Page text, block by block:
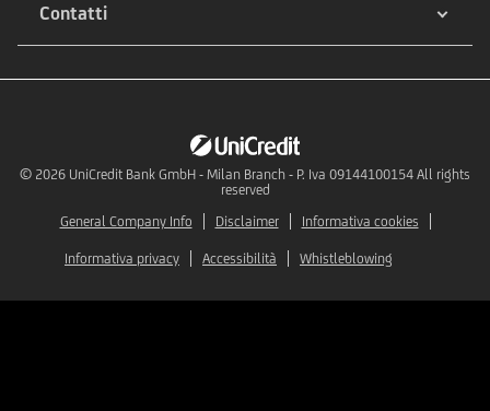
Contatti
© 2026 UniCredit Bank GmbH - Milan Branch - P. Iva 09144100154 All rights
reserved
General Company Info
Disclaimer Informativa cookies
Informativa privacy Accessibilità Whistleblowing